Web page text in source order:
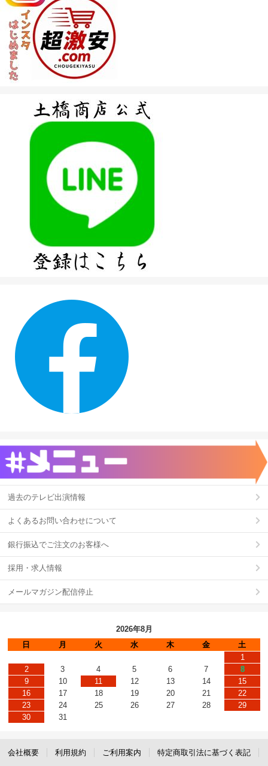
過去のテレビ出演情報
よくあるお問い合わせについて
銀行振込でご注文のお客様へ
採用・求人情報
メールマガジン配信停止
2026年8月
日
月 火 水 木 金
土
1
2
3 4 5 6 7
8
9
10 11 12 13 14
15
16
17 18 19 20 21
22
23
24 25 26 27 28
29
30
31
会社概要 利用規約 ご利用案内 特定商取引法に基づく表記